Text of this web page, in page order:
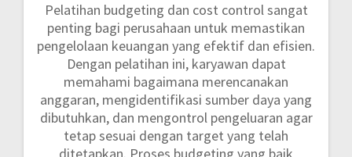
Pelatihan budgeting dan cost control sangat
penting bagi perusahaan untuk memastikan
pengelolaan keuangan yang efektif dan efisien.
Dengan pelatihan ini, karyawan dapat
memahami bagaimana merencanakan
anggaran, mengidentifikasi sumber daya yang
dibutuhkan, dan mengontrol pengeluaran agar
tetap sesuai dengan target yang telah